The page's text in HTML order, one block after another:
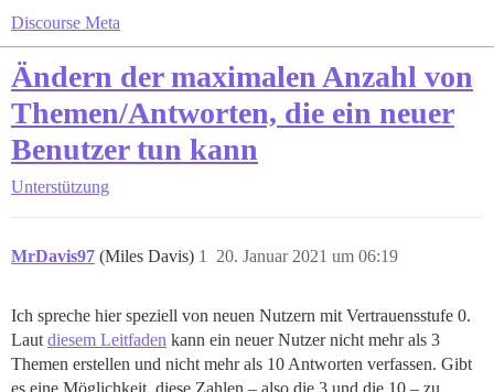
Discourse Meta
Ändern der maximalen Anzahl von
Themen/Antworten, die ein neuer
Benutzer tun kann
Unterstützung
MrDavis97 (Miles Davis) 20. Januar 2021 um 06:19
1
Ich spreche hier speziell von neuen Nutzern mit Vertrauensstufe 0.
Laut diesem Leitfaden kann ein neuer Nutzer nicht mehr als 3
Themen erstellen und nicht mehr als 10 Antworten verfassen. Gibt
es eine Möglichkeit, diese Zahlen – also die 3 und die 10 – zu